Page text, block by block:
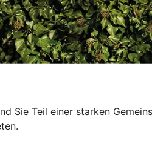
Sie Teil einer starken